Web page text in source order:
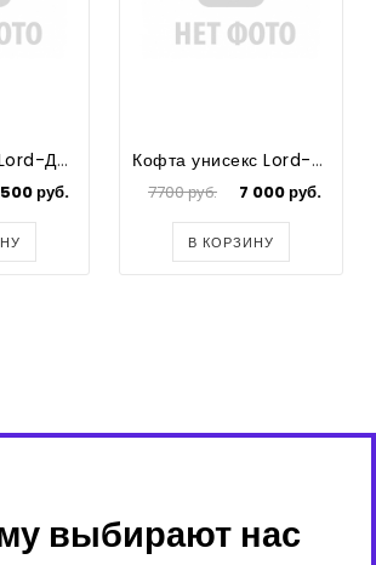
Худи унисекс Lord-Джентльмен III красный р.XS
руб.
Кофта унисекс Lord-Джентльмен III красная р.XS
7700 руб. 7 000 руб.
В КОРЗИНУ
выбирают нас